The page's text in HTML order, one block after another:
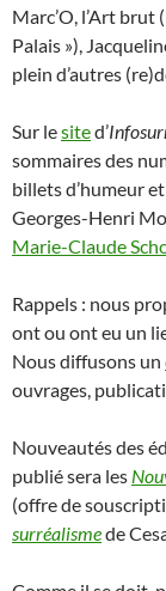
Marc’O, l’Art brut
Palais »),
plein d’autres
Sur lesited’
sommaires des
billets d’humeur
Georges-Henri
Marie-Claude
Rappels : nous
ont ou ont eu un
Nous diffusons un
ouvrages,
Nouveautés des
publié sera les
(offre de
surréalismede